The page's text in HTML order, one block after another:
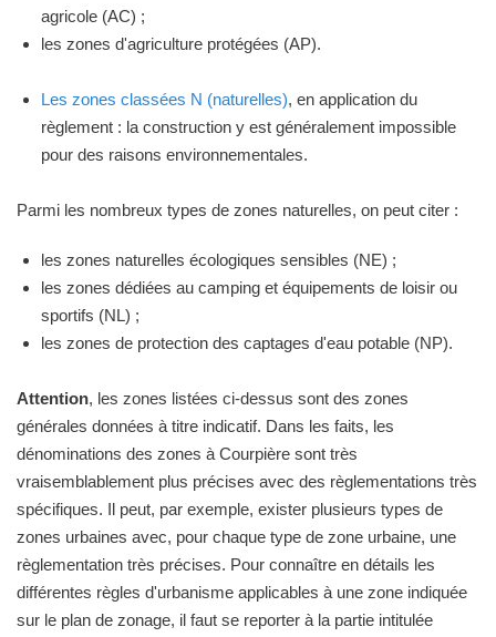
agricole (AC) ;
les zones d'agriculture protégées (AP).
Les zones classées N (naturelles), en application du
règlement : la construction y est généralement impossible
pour des raisons environnementales.
Parmi les nombreux types de zones naturelles, on peut citer :
les zones naturelles écologiques sensibles (NE) ;
les zones dédiées au camping et équipements de loisir ou
sportifs (NL) ;
les zones de protection des captages d'eau potable (NP).
Attention, les zones listées ci-dessus sont des zones
générales données à titre indicatif. Dans les faits, les
dénominations des zones à Courpière sont très
vraisemblablement plus précises avec des règlementations très
spécifiques. Il peut, par exemple, exister plusieurs types de
zones urbaines avec, pour chaque type de zone urbaine, une
règlementation très précises. Pour connaître en détails les
différentes règles d'urbanisme applicables à une zone indiquée
sur le plan de zonage, il faut se reporter à la partie intitulée